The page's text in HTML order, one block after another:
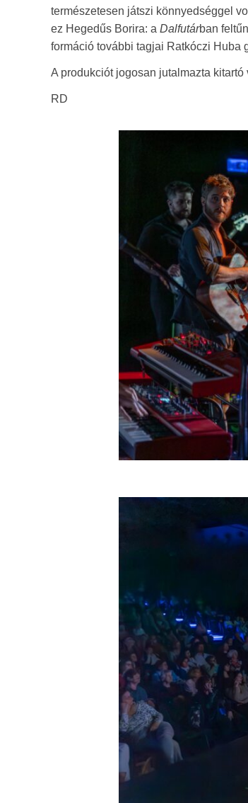
természetesen játszi könnyedséggel
ez Hegedűs Borira: a Dalfutárban
formáció további tagjai Ratkóczi Huba
A produkciót jogosan jutalmazta
RD